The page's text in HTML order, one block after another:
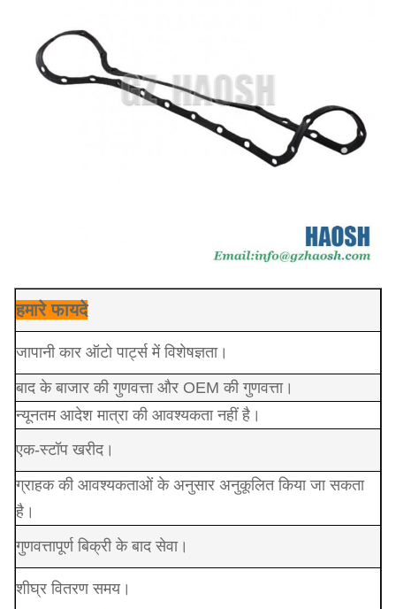
हमारे फायदे
जापानी कार ऑटो पार्ट्स में विशेषज्ञता।
बाद के बाजार की गुणवत्ता और OEM की गुणवत्ता।
न्यूनतम आदेश मात्रा की आवश्यकता नहीं है।
एक-स्टॉप खरीद।
ग्राहक की आवश्यकताओं के अनुसार अनुकूलित किया जा सकता
है।
गुणवत्तापूर्ण बिक्री के बाद सेवा।
शीघ्र वितरण समय।